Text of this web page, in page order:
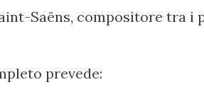
Saëns, compositore tra
prevede: